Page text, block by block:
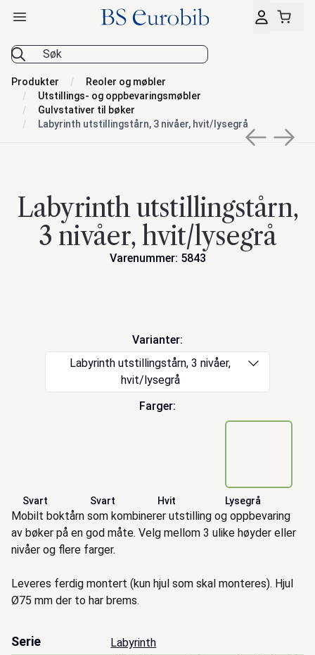
BS Eurobib
Åpne hovedmeny
Produkter
Reoler og møbler
Utstillings- og oppbevaringsmøbler
Gulvstativer til bøker
Labyrinth utstillingstårn, 3 nivåer, hvit/lysegrå
Previous
Next
Labyrinth utstillingstårn,
3 nivåer, hvit/lysegrå
Varenummer: 5843
Varianter:
Labyrinth utstillingstårn, 3 nivåer,
hvit/lysegrå
Farger:
Svart Svart Hvit Lysegrå
Beskrivelse
Mobilt boktårn som kombinerer utstilling og oppbevaring
av bøker på en god måte. Velg mellom 3 ulike høyder eller
nivåer og flere farger.
Leveres ferdig montert (kun hjul som skal monteres). Hjul
Ø75 mm der to har brems.
Serie Labyrinth